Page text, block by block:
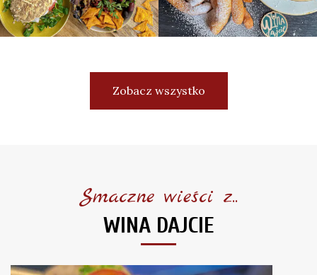
Zobacz wszystko
Smaczne wieści z..
WINA DAJCIE